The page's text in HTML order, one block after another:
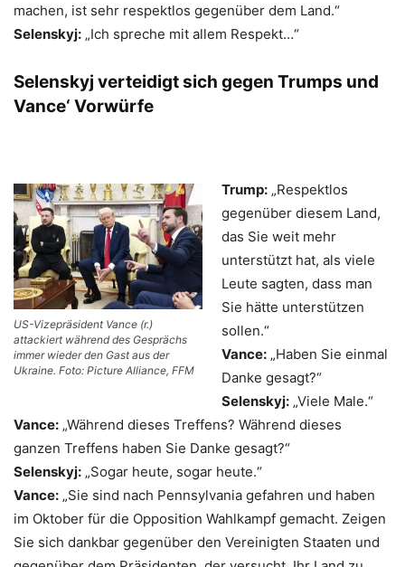
machen, ist sehr respektlos gegenüber dem Land.“
Selenskyj: „Ich spreche mit allem Respekt…“
Selenskyj verteidigt sich gegen Trumps und
Vance‘ Vorwürfe
US-Vizepräsident Vance (r.)
attackiert während des Gesprächs
immer wieder den Gast aus der
Ukraine. Foto: Picture Alliance, FFM
Trump: „Respektlos
gegenüber diesem Land,
das Sie weit mehr
unterstützt hat, als viele
Leute sagten, dass man
Sie hätte unterstützen
sollen.“
Vance: „Haben Sie einmal
Danke gesagt?“
Selenskyj: „Viele Male.“
Vance: „Während dieses Treffens? Während dieses
ganzen Treffens haben Sie Danke gesagt?“
Selenskyj: „Sogar heute, sogar heute.“
Vance: „Sie sind nach Pennsylvania gefahren und haben
im Oktober für die Opposition Wahlkampf gemacht. Zeigen
Sie sich dankbar gegenüber den Vereinigten Staaten und